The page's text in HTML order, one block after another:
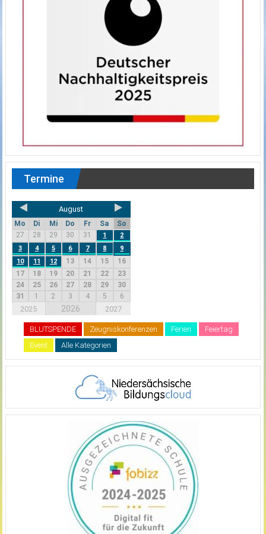
Termine
August
Mo Di Mi Do Fr Sa
So
27
28 29 30 31 1
2
3
4 5 6 7 8
9
10
11 12 13 14 15
16
17
18 19 20 21 22
23
24
25 26 27 28 29
30
31
1 2 3 4 5 6
2025 2026 2027
BLUTSPENDE Zeugniskonferenzen Ferien
Feiertag
Event
Alle Kategorien